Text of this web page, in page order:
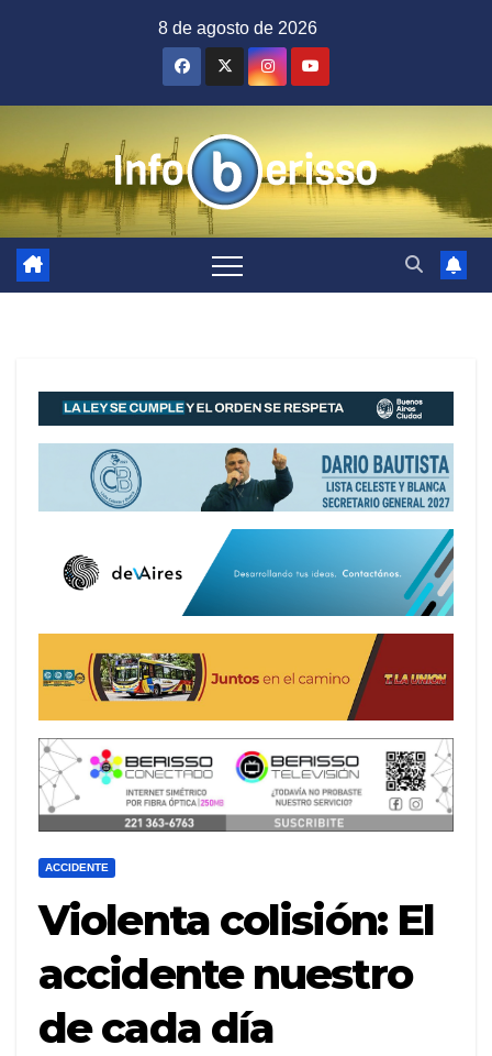
8 de agosto de 2026
ACCIDENTE
Violenta colisión: El
accidente nuestro
de cada día